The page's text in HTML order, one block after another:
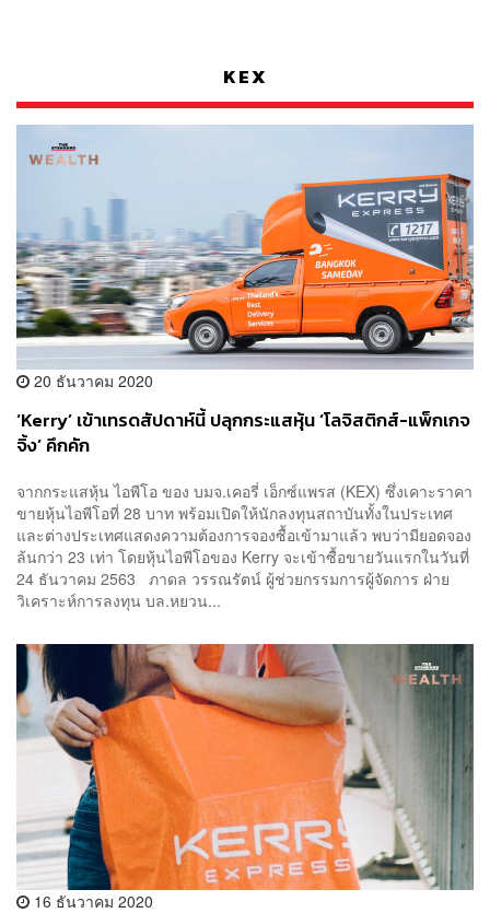
KEX
20 ธันวาคม 2020
‘Kerry’ เข้าเทรดสัปดาห์นี้ ปลุกกระแสหุ้น ‘โลจิสติกส์-แพ็กเกจ
จิ้ง’ คึกคัก
จากกระแสหุ้น ไอพีโอ ของ บมจ.เคอรี่ เอ็กซ์แพรส (KEX) ซึ่งเคาะราคา
ขายหุ้นไอพีโอที่ 28 บาท พร้อมเปิดให้นักลงทุนสถาบันทั้งในประเทศ
และต่างประเทศแสดงความต้องการจองซื้อเข้ามาแล้ว พบว่ามียอดจอง
ล้นกว่า 23 เท่า โดยหุ้นไอพีโอของ Kerry จะเข้าซื้อขายวันแรกในวันที่
24 ธันวาคม 2563 ภาดล วรรณรัตน์ ผู้ช่วยกรรมการผู้จัดการ ฝ่าย
วิเคราะห์การลงทุน บล.หยวน...
16 ธันวาคม 2020